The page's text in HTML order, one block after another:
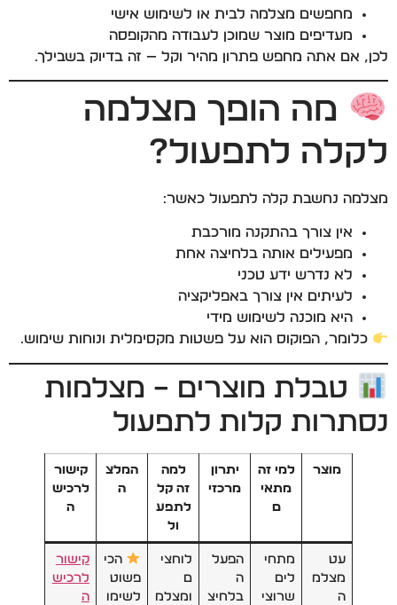
מחפשים מצלמה לבית או לשימוש אישי
מעדיפים מוצר שמוכן לעבודה מהקופסה
לכן, אם אתה מחפש פתרון מהיר וקל — זה בדיוק בשבילך.
מה הופך מצלמה
לקלה לתפעול?
מצלמה נחשבת קלה לתפעול כאשר:
אין צורך בהתקנה מורכבת
מפעילים אותה בלחיצה אחת
לא נדרש ידע טכני
לעיתים אין צורך באפליקציה
היא מוכנה לשימוש מידי
כלומר, הפוקוס הוא על פשטות מקסימלית ונוחות שימוש.
טבלת מוצרים – מצלמות
נסתרות קלות לתפעול
מוצר
למי זה
מתאי
ם
יתרון
מרכזי
למה
זה קל
לתפע
ול
המלצ
ה
קישור
לרכיש
ה
עט
מצלמ
ה
מתחי
לים
שרוצי
הפעל
ה
בלחיצ
לוחצי
ם
ומצלמ
הכי
פשוט
לשימו
קישור
לרכיש
ה